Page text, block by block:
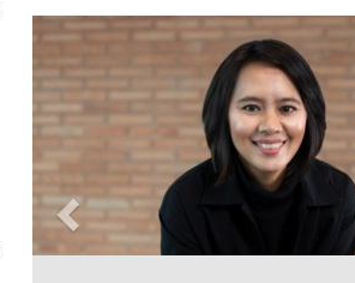
Previous